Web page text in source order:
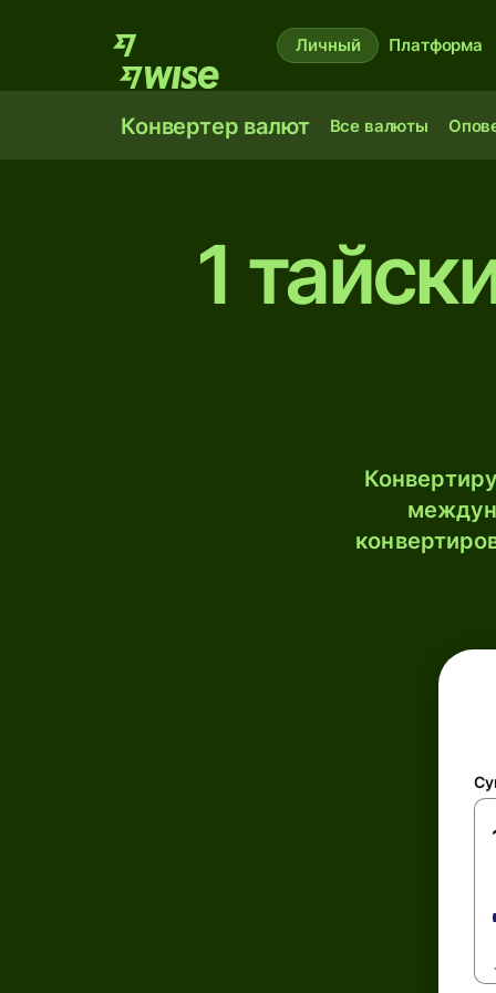
Личный Платформа
Конвертер валют Все валюты
1